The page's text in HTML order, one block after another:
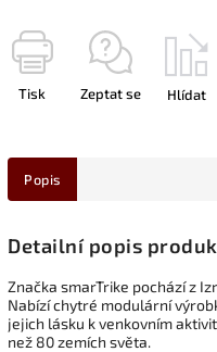
Tisk Zeptat se Hlídat
Popis
Detailní popis
Značka smarTrike pochází z
Nabízí chytré modulární
jejich lásku k venkovním
než 80 zemích světa.